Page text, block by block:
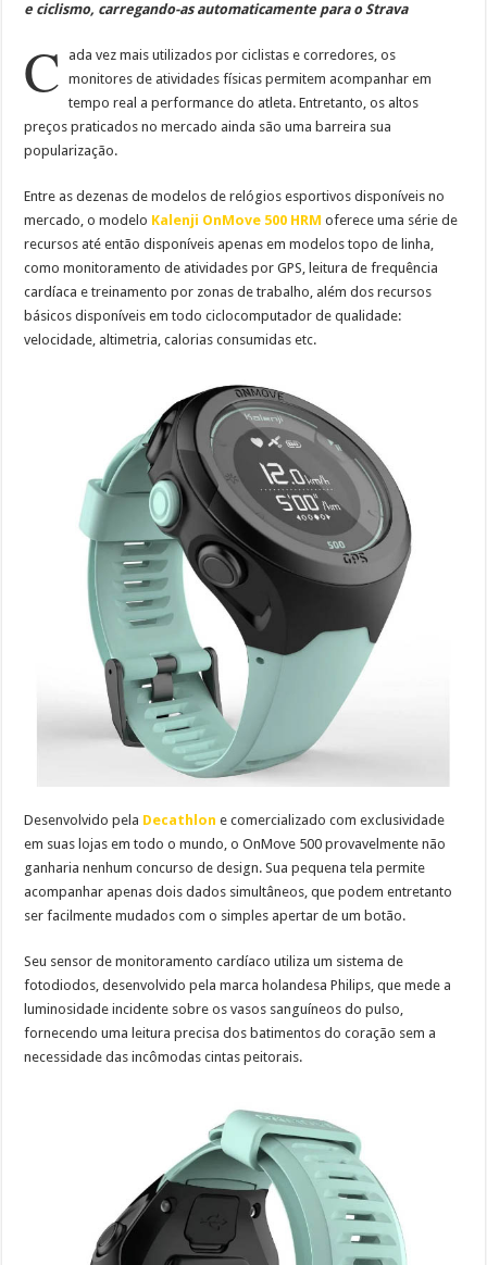
e ciclismo, carregando-as automaticamente para o Strava
C
ada vez mais utilizados por ciclistas e corredores, os
monitores de atividades físicas permitem acompanhar em
tempo real a performance do atleta. Entretanto, os altos
preços praticados no mercado ainda são uma barreira sua
popularização.
Entre as dezenas de modelos de relógios esportivos disponíveis no
mercado, o modelo Kalenji OnMove 500 HRM oferece uma série de
recursos até então disponíveis apenas em modelos topo de linha,
como monitoramento de atividades por GPS, leitura de frequência
cardíaca e treinamento por zonas de trabalho, além dos recursos
básicos disponíveis em todo ciclocomputador de qualidade:
velocidade, altimetria, calorias consumidas etc.
Desenvolvido pela Decathlon e comercializado com exclusividade
em suas lojas em todo o mundo, o OnMove 500 provavelmente não
ganharia nenhum concurso de design. Sua pequena tela permite
acompanhar apenas dois dados simultâneos, que podem entretanto
ser facilmente mudados com o simples apertar de um botão.
Seu sensor de monitoramento cardíaco utiliza um sistema de
fotodiodos, desenvolvido pela marca holandesa Philips, que mede a
luminosidade incidente sobre os vasos sanguíneos do pulso,
fornecendo uma leitura precisa dos batimentos do coração sem a
necessidade das incômodas cintas peitorais.